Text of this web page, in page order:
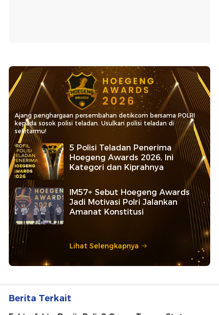
Ajang penghargaan persembahan detikcom bersama POLRI
kepada sosok polisi teladan. Usulkan polisi teladan di
sekitarmu!
5 Polisi Teladan Penerima
Hoegeng Awards 2026, Ini
Kategori dan Kiprahnya
IM57+ Sebut Hoegeng Awards
Jadi Motivasi Polri Jalankan
Amanat Konstitusi
Lihat Selengkapnya
Berita Terkait